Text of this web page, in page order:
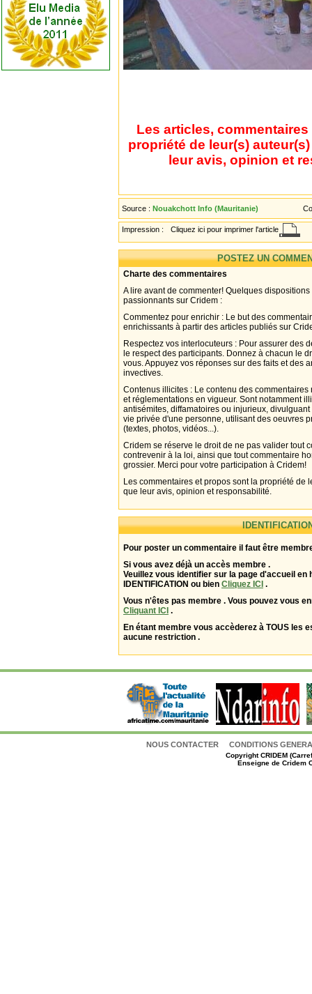
Les articles,
propriété de leur(s)
leur avis, opinion et
Source : Nouakchott Info (Mauritanie)
Impression : Cliquez ici pour imprimer l'article
POSTEZ UN
Charte des commentaires
A lire avant de commenter! Quelques
passionnants sur Cridem :
Commentez pour enrichir : Le but des
enrichissants à partir des articles publiés sur
Respectez vos interlocuteurs : Pour assurer des
le respect des participants. Donnez à chacun le
vous. Appuyez vos réponses sur des faits et des
invectives.
Contenus illicites : Le contenu des
et réglementations en vigueur. Sont notamment
antisémites, diffamatoires ou injurieux,
vie privée d'une personne, utilisant des oeuvres
(textes, photos, vidéos...).
Cridem se réserve le droit de ne pas valider tout
contrevenir à la loi, ainsi que tout commentaire
grossier. Merci pour votre participation à Cridem!
Les commentaires et propos sont la propriété de
que leur avis, opinion et responsabilité.
Pour poster un commentaire il faut être
Si vous avez déjà un accès membre .
Veuillez vous identifier sur la page d'accueil en
IDENTIFICATION ou bien Cliquez ICI .
Vous n'êtes pas membre . Vous pouvez vous
Cliquant ICI .
En étant membre vous accèderez à TOUS les
aucune restriction .
NOUS CONTACTER CONDITIONS
CopyrightCRIDEM
Enseigne de Cridem